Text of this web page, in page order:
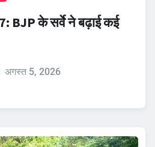
BJP के सर्वे ने बढ़ाई कई
अगस्त 5, 2026